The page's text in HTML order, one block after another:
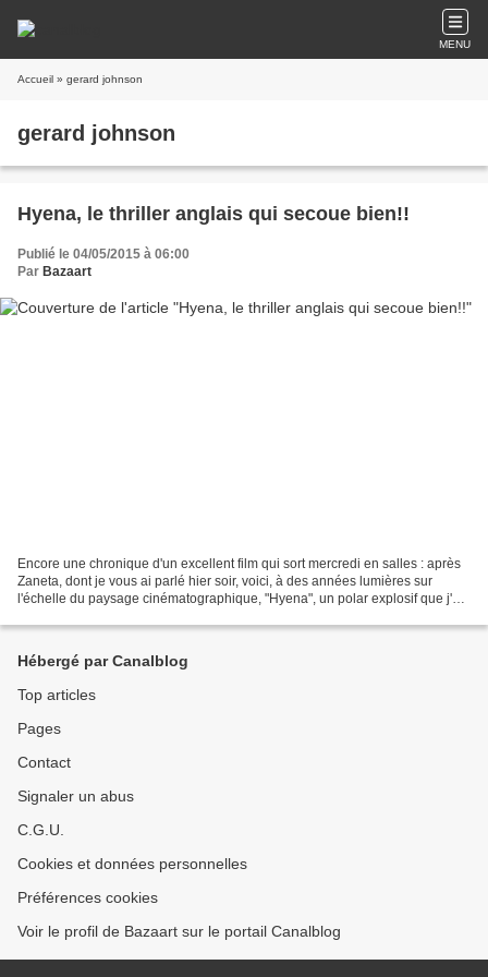
MENU
Accueil » gerard johnson
gerard johnson
Hyena, le thriller anglais qui secoue bien!!
Publié le 04/05/2015 à 06:00
Par Bazaart
Encore une chronique d'un excellent film qui sort mercredi en salles : après
Zaneta, dont je vous ai parlé hier soir, voici, à des années lumières sur
l'échelle du paysage cinématographique, "Hyena", un polar explosif que j'ai
Hébergé par Canalblog
Top articles
Pages
Contact
Signaler un abus
C.G.U.
Cookies et données personnelles
Préférences cookies
Voir le profil de Bazaart sur le portail Canalblog